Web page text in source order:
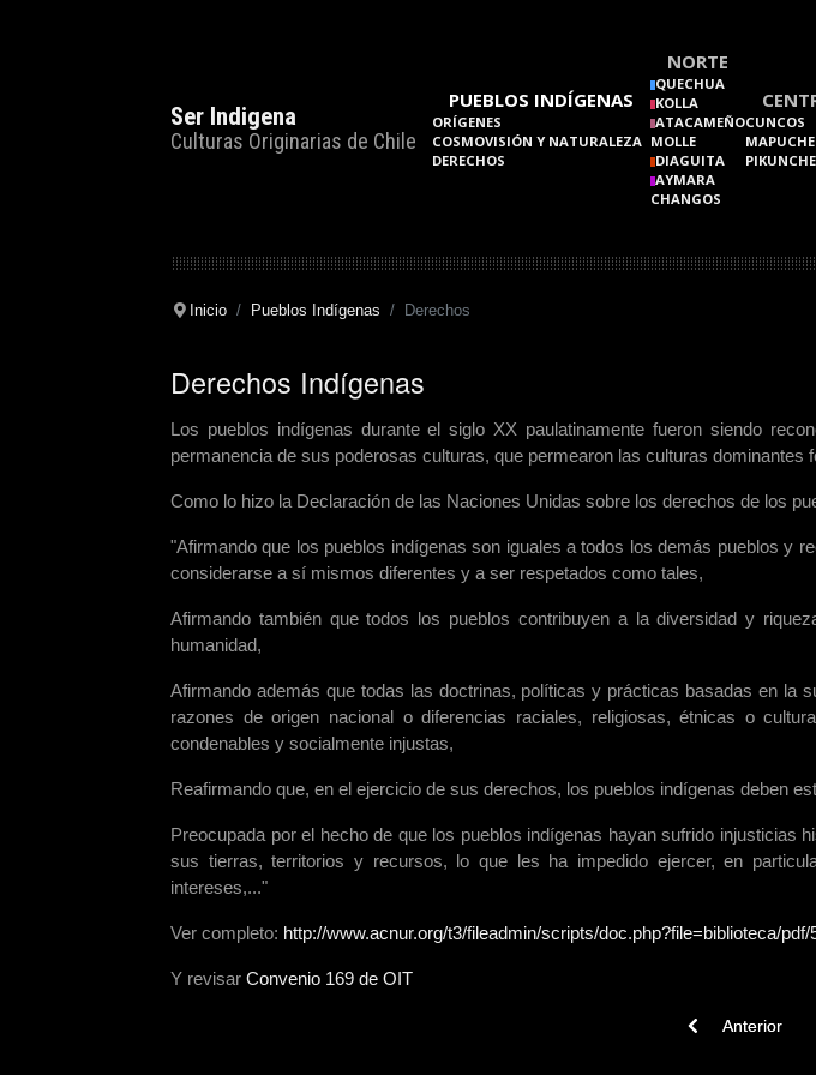
Ser Indigena
Culturas Originarias de Chile
PUEBLOS INDÍGENAS
ORÍGENES
COSMOVISIÓN Y NATURALEZA
DERECHOS
NORTE
QUECHUA
KOLLA
ATACAMEÑO
MOLLE
DIAGUITA
AYMARA
CHANGOS
CUNCOS
MAPUCHE
PIKUNCHE
Inicio Pueblos Indígenas Derechos
Derechos Indígenas
Los pueblos indígenas durante el siglo XX paulatinamente fueron siendo
permanencia de sus poderosas culturas, que permearon las culturas
Como lo hizo la Declaración de las Naciones Unidas sobre los derechos de los
"Afirmando que los pueblos indígenas son iguales a todos los demás pueblos y
considerarse a sí mismos diferentes y a ser respetados como tales,
Afirmando también que todos los pueblos contribuyen a la diversidad y
humanidad,
Afirmando además que todas las doctrinas, políticas y prácticas basadas en la
razones de origen nacional o diferencias raciales, religiosas, étnicas o
condenables y socialmente injustas,
Reafirmando que, en el ejercicio de sus derechos, los pueblos indígenas deben
Preocupada por el hecho de que los pueblos indígenas hayan sufrido
sus tierras, territorios y recursos, lo que les ha impedido ejercer, en
intereses,..."
Ver completo: http://www.acnur.org/t3/fileadmin/scripts/doc.php?file=biblioteca/pdf/
Y revisar Convenio 169 de OIT
Previous article:
Anterior